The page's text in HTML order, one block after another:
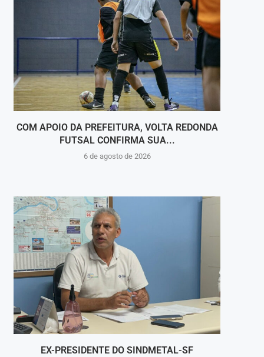
COM APOIO DA PREFEITURA, VOLTA REDONDA
FUTSAL CONFIRMA SUA...
6 de agosto de 2026
EX-PRESIDENTE DO SINDMETAL-SF